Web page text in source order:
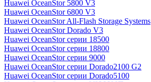
Huawei OceanStor 5800 V3
Huawei OceanStor 6800 V3
Huawei OceanStor All-Flash Storage Systems
Huawei OceanStor Dorado V3
Huawei OceanStor серии 18500
Huawei OceanStor серии 18800
Huawei OceanStor серии 9000
Huawei OceanStor серии Dorado2100 G2
Huawei OceanStor серии Dorado5100